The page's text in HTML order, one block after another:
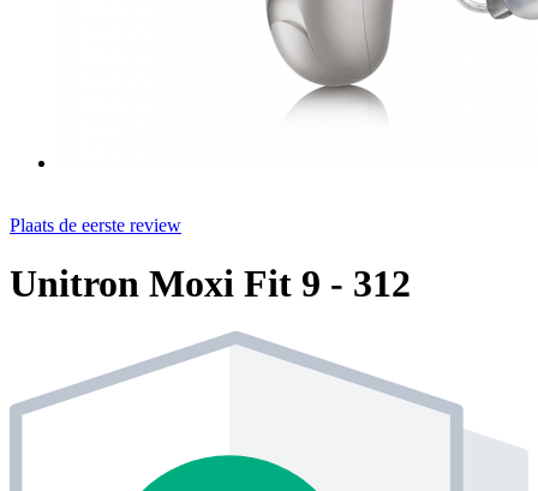
Plaats de eerste review
Unitron Moxi Fit 9 - 312